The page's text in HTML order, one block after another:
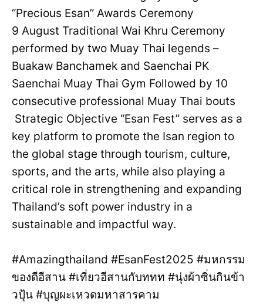
“Precious Esan” Awards Ceremony
9 August Traditional Wai Khru Ceremony
performed by two Muay Thai legends –
Buakaw Banchamek and Saenchai PK
Saenchai Muay Thai Gym Followed by 10
consecutive professional Muay Thai bouts
Strategic Objective “Esan Fest” serves as a
key platform to promote the Isan region to
the global stage through tourism, culture,
sports, and the arts, while also playing a
critical role in strengthening and expanding
Thailand’s soft power industry in a
sustainable and impactful way.
#Amazingthailand #EsanFest2025 #มหกรรม
ของดีอีสาน #เที่ยวอีสานกับททท #นุ่งผ้าซิ่นกินข้า
วปุ้น #บุญผะเหวดมหาสารคาม